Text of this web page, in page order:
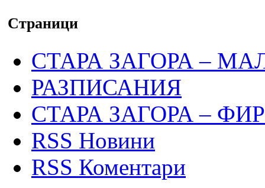
Страници
СТАРА ЗАГОРА –
РАЗПИСАНИЯ
СТАРА ЗАГОРА –
RSS Новини
RSS Коментари